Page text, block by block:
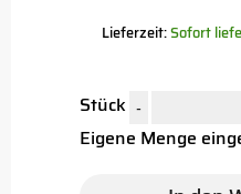
Lieferzeit:Sofort
Stück -
Eigene Menge